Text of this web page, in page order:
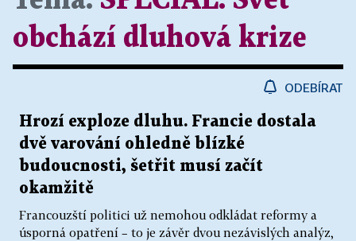
obchází dluhová krize
ODEBÍRAT
Hrozí exploze dluhu. Francie dostala
dvě varování ohledně blízké
budoucnosti, šetřit musí začít
okamžitě
Francouzští politici už nemohou odkládat reformy a
úsporná opatření – to je závěr dvou nezávislých analýz,